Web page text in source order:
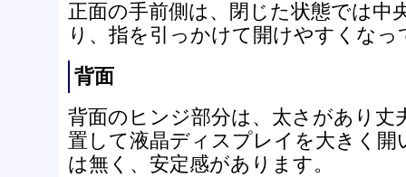
正面の手前側は、閉じた状態では中
り、指を引っかけて開けやすくなっ
背面
背面のヒンジ部分は、太さがあり丈
置して液晶ディスプレイを大きく開
は無く、安定感があります。